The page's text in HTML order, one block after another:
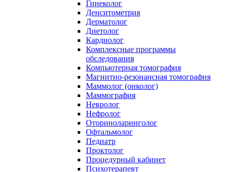
Гинеколог
Денситометрия
Дерматолог
Диетолог
Кардиолог
Комплексные программы
обследования
Компьютерная томография
Магнитно-резонансная томография
Маммолог (онколог)
Маммография
Невролог
Нефролог
Оториноларинголог
Офтальмолог
Педиатр
Проктолог
Процедурный кабинет
Психотерапевт